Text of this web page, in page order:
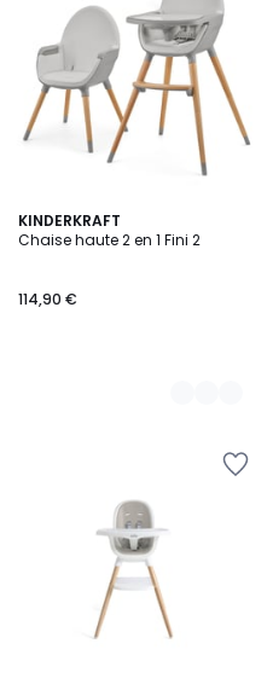
KINDERKRAFT
Chaise haute 2 en 1 Fini 2
114,90 €
3
Couleurs